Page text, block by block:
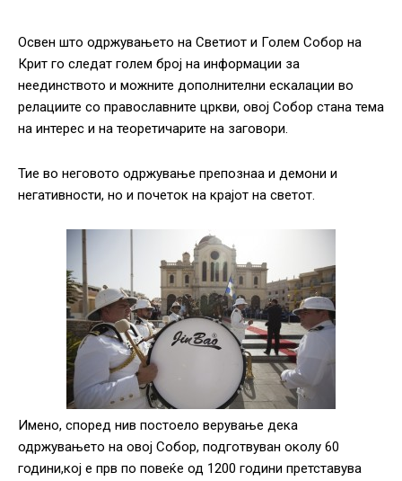
Освен што одржувањето на Светиот и Голем Собор на
Крит го следат голем број на информации за
неединството и можните дополнителни ескалации во
релациите со православните цркви, овој Собор стана тема
на интерес и на теоретичарите на заговори.
Тие во неговото одржување препознаа и демони и
негативности, но и почеток на крајот на светот.
Имено, според нив постоело верување дека
одржувањето на овој Собор, подготвуван околу 60
години,кој е прв по повеќе од 1200 години претставува